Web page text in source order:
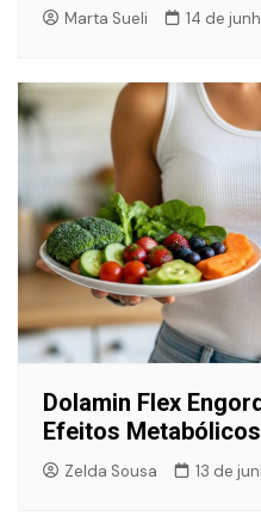
Marta Sueli 14 de
Dolamin Flex
Efeitos
Zelda Sousa 13 de